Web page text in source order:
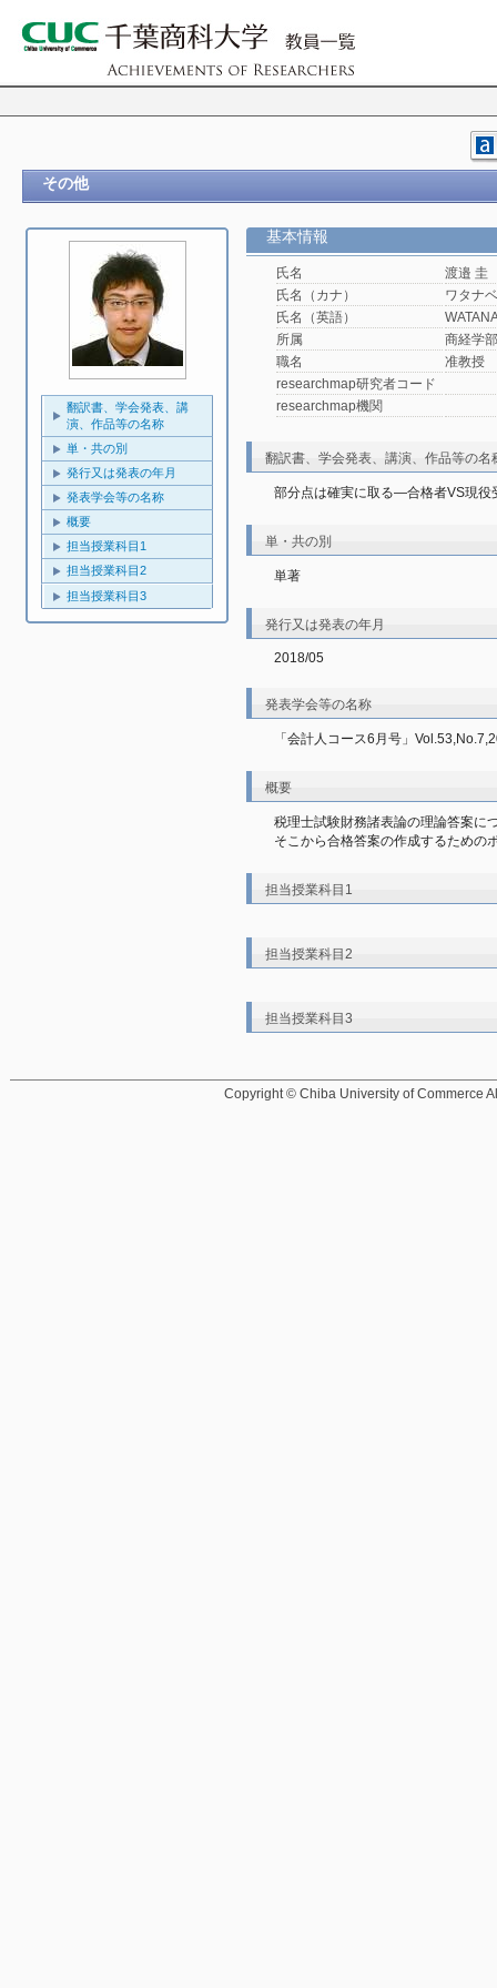
その他
翻訳書、学会発表、講
演、作品等の名称
単・共の別
発行又は発表の年月
発表学会等の名称
概要
担当授業科目1
担当授業科目2
担当授業科目3
基本情報
氏名
渡邉 圭
氏名（カナ）
ワタナ
氏名（英語）
所属
商経学部
職名
准教授
researchmap研究者コード
researchmap機関
翻訳書、学会発表、講演、作品等の名
部分点は確実に取る―合格者VS現役
単・共の別
単著
発行又は発表の年月
2018/05
発表学会等の名称
「会計人コース6月号」
概要
税理士試験財務諸表論の理論答案に
そこから合格答案の作成するための
担当授業科目1
担当授業科目2
担当授業科目3